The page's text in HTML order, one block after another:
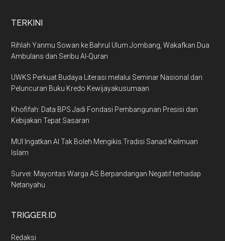
TERKINI
Rihlah Yanmu Sowan ke Bahrul Ulum Jombang, Wakafkan Dua
Ambulans dan Seribu Al-Quran
UWKS Perkuat Budaya Literasi melalui Seminar Nasional dan
Peluncuran Buku Kredo Kewijayakusumaan
Khofifah: Data BPS Jadi Fondasi Pembangunan Presisi dan
Kebijakan Tepat Sasaran
MUI Ingatkan AI Tak Boleh Mengikis Tradisi Sanad Keilmuan
Islam
Survei: Mayoritas Warga AS Berpandangan Negatif terhadap
Netanyahu
TRIGGER.ID
Redaksi